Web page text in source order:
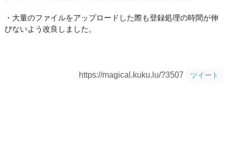
・大量のファイルをアップロードした際も登録処理の時間が伸
びないよう改良しました。
https://magical.kuku.lu/?3507 ツイート